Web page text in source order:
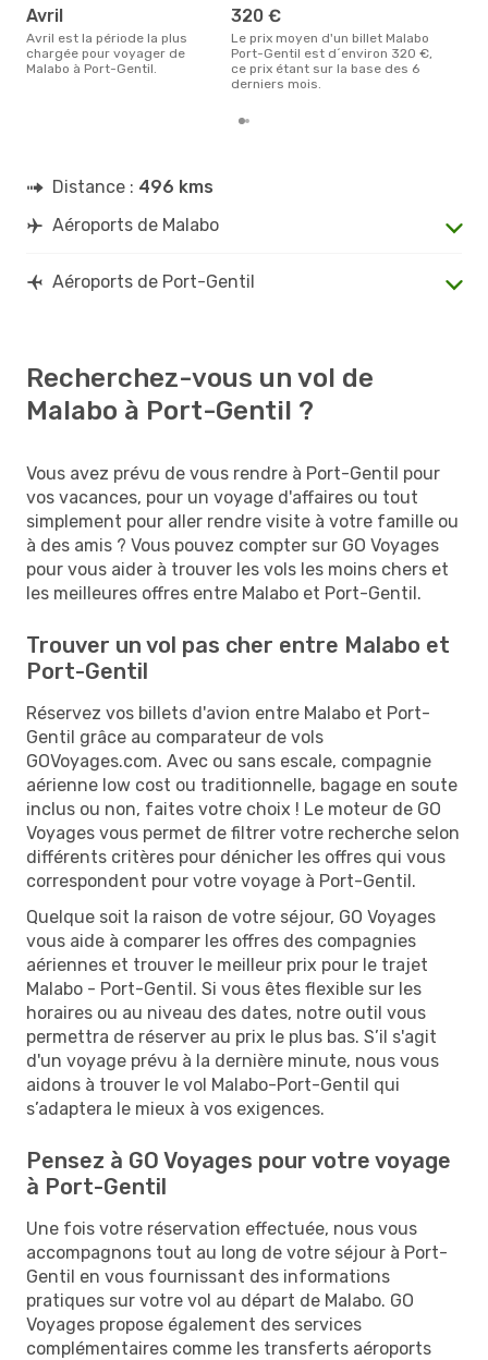
avril
avril est la période la plus
chargée pour voyager de
Malabo à Port-Gentil.
320 €
Le prix moyen d'un billet Malabo
Port-Gentil est d´environ 320 €,
ce prix étant sur la base des 6
derniers mois.
Distance : 496 kms
Aéroports de Malabo
Aéroports de Port-Gentil
Recherchez-vous un vol de
Malabo à Port-Gentil ?
Vous avez prévu de vous rendre à Port-Gentil pour
vos vacances, pour un voyage d'affaires ou tout
simplement pour aller rendre visite à votre famille ou
à des amis ? Vous pouvez compter sur GO Voyages
pour vous aider à trouver les vols les moins chers et
les meilleures offres entre Malabo et Port-Gentil.
Trouver un vol pas cher entre Malabo et
Port-Gentil
Réservez vos billets d'avion entre Malabo et Port-
Gentil grâce au comparateur de vols
GOVoyages.com. Avec ou sans escale, compagnie
aérienne low cost ou traditionnelle, bagage en soute
inclus ou non, faites votre choix ! Le moteur de GO
Voyages vous permet de filtrer votre recherche selon
différents critères pour dénicher les offres qui vous
correspondent pour votre voyage à Port-Gentil.
Quelque soit la raison de votre séjour, GO Voyages
vous aide à comparer les offres des compagnies
aériennes et trouver le meilleur prix pour le trajet
Malabo - Port-Gentil. Si vous êtes flexible sur les
horaires ou au niveau des dates, notre outil vous
permettra de réserver au prix le plus bas. S’il s'agit
d'un voyage prévu à la dernière minute, nous vous
aidons à trouver le vol Malabo-Port-Gentil qui
s’adaptera le mieux à vos exigences.
Pensez à GO Voyages pour votre voyage
à Port-Gentil
Une fois votre réservation effectuée, nous vous
accompagnons tout au long de votre séjour à Port-
Gentil en vous fournissant des informations
pratiques sur votre vol au départ de Malabo. GO
Voyages propose également des services
complémentaires comme les transferts aéroports